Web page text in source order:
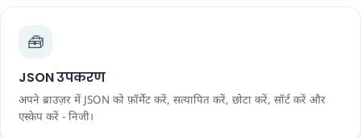
🧰
JSON उपकरण
अपने ब्राउज़र में JSON को फ़ॉर्मेट करें, सत्यापित करें, छोटा करें, सॉर्ट करें और
एस्केप करें - निजी।